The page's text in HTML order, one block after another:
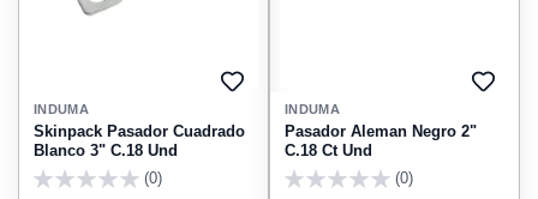
AGREGAR
FAVORITOS
INDUMA
Skinpack Pasador Cuadrado
Blanco 3" C.18 Und
(0)
INDUMA
Pasador Aleman Negro 2"
C.18 Ct Und
(0)